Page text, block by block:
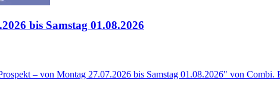
bis Samstag 01.08.2026
– von Montag 27.07.2026 bis Samstag 01.08.2026" von Combi.